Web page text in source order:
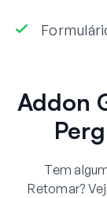
Addon
Tem
Retomar?